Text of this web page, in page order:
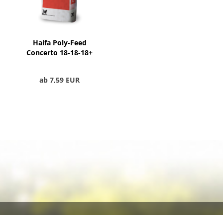
Haifa Poly-Feed
Concerto 18-18-18+
ab 7,59 EUR